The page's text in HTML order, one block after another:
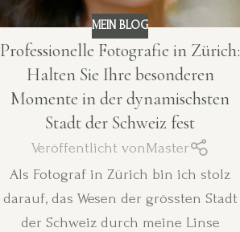
MEIN BLOG
Professionelle Fotografie in Zürich:
Halten Sie Ihre besonderen
Momente in der dynamischsten
Stadt der Schweiz fest
Veröffentlicht vonMaster
Als Fotograf in Zürich bin ich stolz
darauf, das Wesen der grössten Stadt
der Schweiz durch meine Linse